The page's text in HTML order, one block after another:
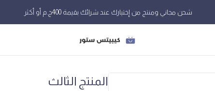
شحن مجاني ومنتج من إختيارك عند شرائك بقيمة 400ج.م أو أكثر
المنتج الثالث